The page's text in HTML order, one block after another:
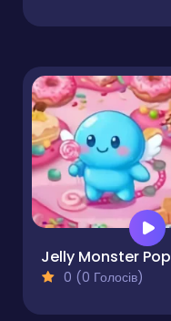
Jelly Monster Pop
0 (0 Голосів)